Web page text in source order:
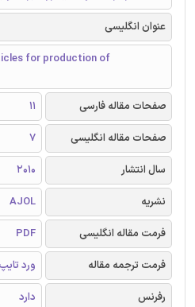
عنوان انگلیسی
for production of
صفحات مقاله فارسی
11
صفحات مقاله انگلیسی
7
سال انتشار
2010
نشریه
AJOL
فرمت مقاله انگلیسی
PDF
فرمت ترجمه مقاله
ورد
رفرنس
دارد